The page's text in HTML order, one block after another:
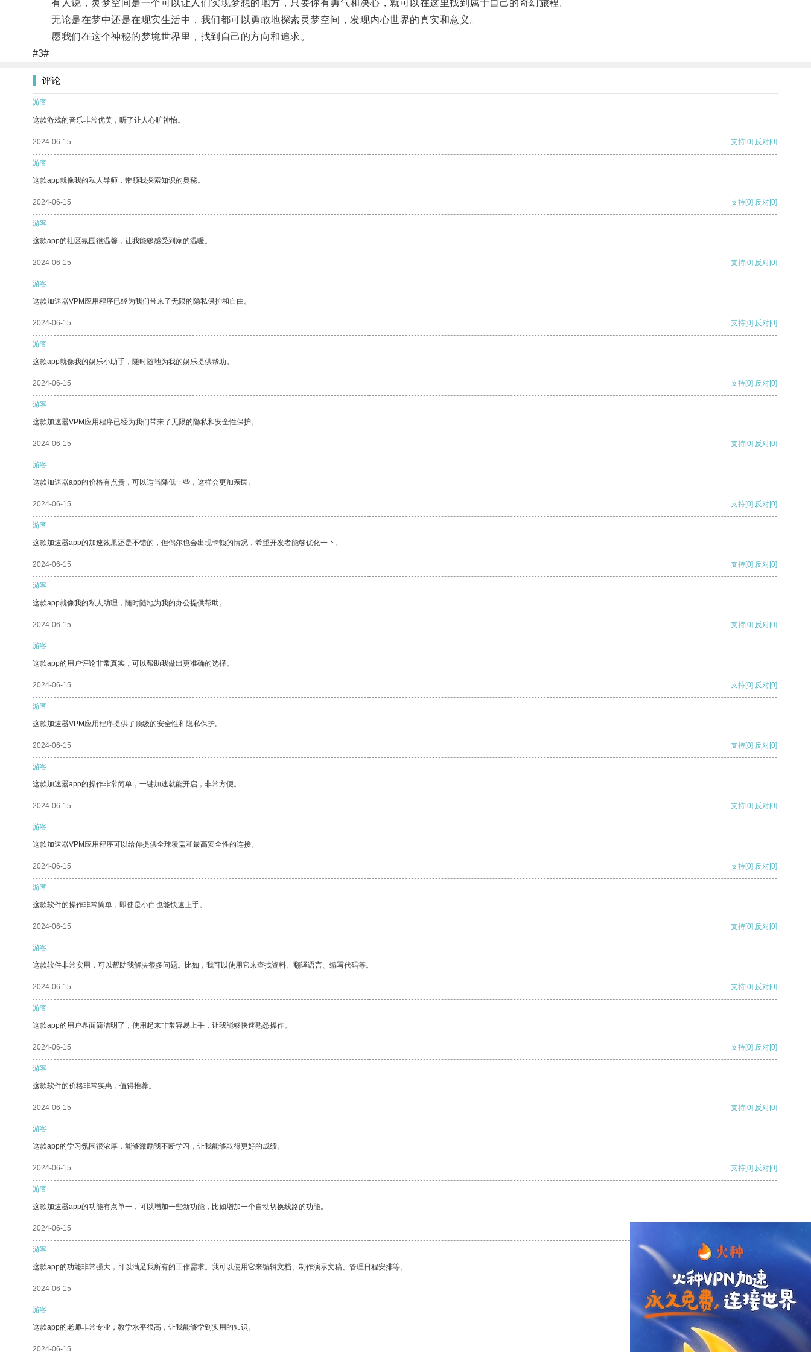
有人说，灵梦空间是一个可以让人们实现梦想的地方，只要你有勇气和决心，就可以在这里找到属于自己的奇幻旅程。
无论是在梦中还是在现实生活中，我们都可以勇敢地探索灵梦空间，发现内心世界的真实和意义。
愿我们在这个神秘的梦境世界里，找到自己的方向和追求。
#3#
评论
游客
这款游戏的音乐非常优美，听了让人心旷神怡。
2024-06-15 支持[0] 反对[0]
游客
这款app就像我的私人导师，带领我探索知识的奥秘。
2024-06-15 支持[0] 反对[0]
游客
这款app的社区氛围很温馨，让我能够感受到家的温暖。
2024-06-15 支持[0] 反对[0]
游客
这款加速器VPM应用程序已经为我们带来了无限的隐私保护和自由。
2024-06-15 支持[0] 反对[0]
游客
这款app就像我的娱乐小助手，随时随地为我的娱乐提供帮助。
2024-06-15 支持[0] 反对[0]
游客
这款加速器VPM应用程序已经为我们带来了无限的隐私和安全性保护。
2024-06-15 支持[0] 反对[0]
游客
这款加速器app的价格有点贵，可以适当降低一些，这样会更加亲民。
2024-06-15 支持[0] 反对[0]
游客
这款加速器app的加速效果还是不错的，但偶尔也会出现卡顿的情况，希望开发者能够优化一下。
2024-06-15 支持[0] 反对[0]
游客
这款app就像我的私人助理，随时随地为我的办公提供帮助。
2024-06-15 支持[0] 反对[0]
游客
这款app的用户评论非常真实，可以帮助我做出更准确的选择。
2024-06-15 支持[0] 反对[0]
游客
这款加速器VPM应用程序提供了顶级的安全性和隐私保护。
2024-06-15 支持[0] 反对[0]
游客
这款加速器app的操作非常简单，一键加速就能开启，非常方便。
2024-06-15 支持[0] 反对[0]
游客
这款加速器VPM应用程序可以给你提供全球覆盖和最高安全性的连接。
2024-06-15 支持[0] 反对[0]
游客
这款软件的操作非常简单，即使是小白也能快速上手。
2024-06-15 支持[0] 反对[0]
游客
这款软件非常实用，可以帮助我解决很多问题。比如，我可以使用它来查找资料、翻译语言、编写代码等。
2024-06-15 支持[0] 反对[0]
游客
这款app的用户界面简洁明了，使用起来非常容易上手，让我能够快速熟悉操作。
2024-06-15 支持[0] 反对[0]
游客
这款软件的价格非常实惠，值得推荐。
2024-06-15 支持[0] 反对[0]
游客
这款app的学习氛围很浓厚，能够激励我不断学习，让我能够取得更好的成绩。
2024-06-15 支持[0] 反对[0]
游客
这款加速器app的功能有点单一，可以增加一些新功能，比如增加一个自动切换线路的功能。
2024-06-15
游客
这款app的功能非常强大，可以满足我所有的工作需求。我可以使用它来编辑文档、制作演示文稿、管理日程安排等。
2024-06-15 支持 [0] 反对 [0]
游客
这款app的老师非常专业，教学水平很高，让我能够学到实用的知识。
2024-06-15 支持